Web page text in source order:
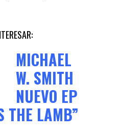
MICHAEL
W. SMITH
NUEVO EP
THE LAMB”